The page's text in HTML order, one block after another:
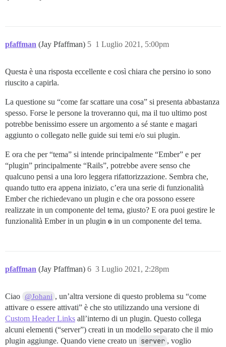
pfaffman (Jay Pfaffman) 1 Luglio 2021, 5:00pm
5
Questa è una risposta eccellente e così chiara che persino io sono
riuscito a capirla.
La questione su “come far scattare una cosa” si presenta abbastanza
spesso. Forse le persone la troveranno qui, ma il tuo ultimo post
potrebbe benissimo essere un argomento a sé stante e magari
aggiunto o collegato nelle guide sui temi e/o sui plugin.
E ora che per “tema” si intende principalmente “Ember” e per
“plugin” principalmente “Rails”, potrebbe avere senso che
qualcuno pensi a una loro leggera rifattorizzazione. Sembra che,
quando tutto era appena iniziato, c’era una serie di funzionalità
Ember che richiedevano un plugin e che ora possono essere
realizzate in un componente del tema, giusto? E ora puoi gestire le
funzionalità Ember in un plugin o in un componente del tema.
pfaffman (Jay Pfaffman) 3 Luglio 2021, 2:28pm
6
Ciao @Johani , un’altra versione di questo problema su “come
attivare o essere attivati” è che sto utilizzando una versione di
Custom Header Links all’interno di un plugin. Questo collega
alcuni elementi (“server”) creati in un modello separato che il mio
plugin aggiunge. Quando viene creato un server , voglio